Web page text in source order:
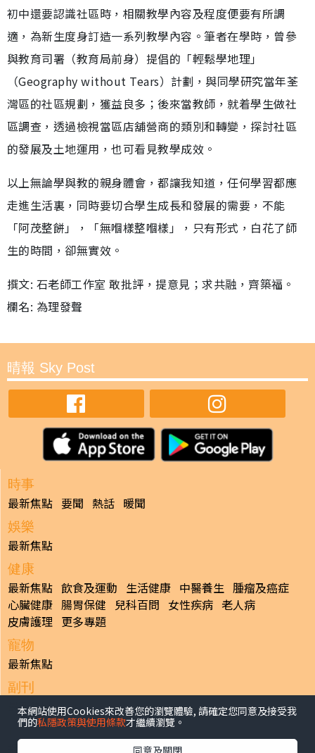
初中還要認識社區時，相關教學內容及程度便要有所調
適，為新生度身訂造一系列教學內容。筆者在學時，曾參
與教育司署（教育局前身）提倡的「輕鬆學地理」
（Geography without Tears）計劃，與同學研究當年荃
灣區的社區規劃，獲益良多；後來當教師，就着學生做社
區調查，透過檢視當區店舖營商的類別和轉變，探討社區
的發展及土地運用，也可看見教學成效。
以上無論學與教的親身體會，都讓我知道，任何學習都應
走進生活裏，同時要切合學生成長和發展的需要，不能
「阿茂整餅」，「無嗰樣整嗰樣」，只有形式，白花了師
生的時間，卻無實效。
撰文: 石老師工作室 敢批評，提意見；求共融，齊築福。
欄名: 為理發聲
晴報 Sky Post
時事
最新焦點 要聞 熱話 暖聞
娛樂
最新焦點
健康
最新焦點 飲食及運動 生活健康 中醫養生 腫瘤及癌症
心臟健康 腸胃保健 兒科百問 女性疾病 老人病
皮膚護理 更多專題
寵物
最新焦點
副刊
最新焦點
日報
中國/國際
本網站使用Cookies來改善您的瀏覽體驗, 請確定您同意及接受我
們的私隱政策與使用條款才繼續瀏覽。
同意及關閉